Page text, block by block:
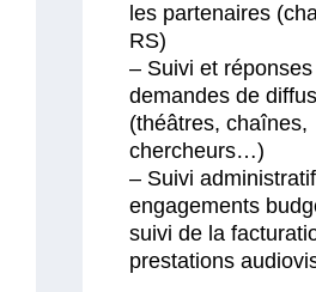
les partenaires
RS)
– Suivi et
demandes de
(théâtres, chaînes,
chercheurs…)
– Suivi
engagements
suivi de la
prestations